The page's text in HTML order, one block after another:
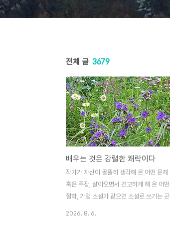
전체 글 3679
배우는 것은 강렬한 쾌락이다
작가가 자신이 골똘히 생각해 온 어떤 문제
혹은 주장, 살아오면서 견고하게 해 온 어떤
철학, 가령 소설가 같으면 소설로 쓰기는 곤
2026. 8. 6.